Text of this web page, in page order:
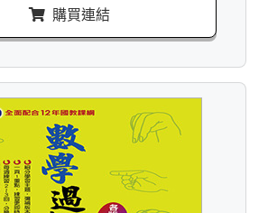
購買連結